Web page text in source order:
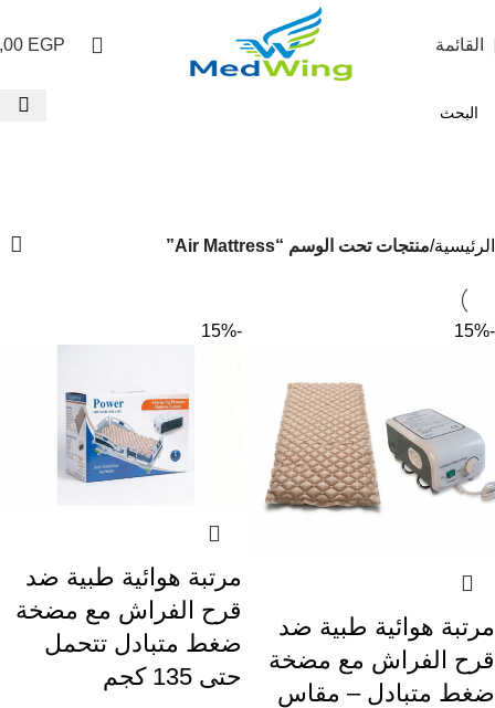
القائمة EGP
الرئيسية منتجات تحت الوسم “Air Mattress”
-15%
مرتبة هوائية طبية ضد
قرح الفراش مع مضخة
ضغط متبادل – مقاس
-15%
مرتبة هوائية طبية ضد
قرح الفراش مع مضخة
ضغط متبادل تتحمل
حتى 135 كجم